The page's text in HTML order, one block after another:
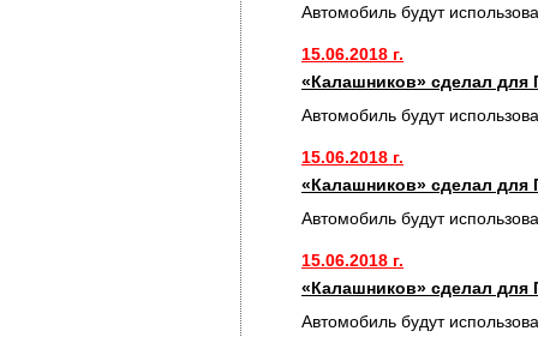
Автомобиль будут
15.06.2018 г.
«Калашников» сделал для
Автомобиль будут
15.06.2018 г.
«Калашников» сделал для
Автомобиль будут
15.06.2018 г.
«Калашников» сделал для
Автомобиль будут